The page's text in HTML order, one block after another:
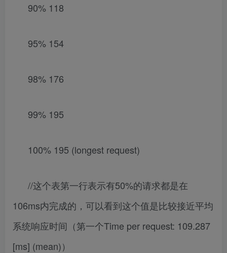
90% 118
95% 154
98% 176
99% 195
100% 195 (longest request)
//这个表第一行表示有50%的请求都是在
106ms内完成的，可以看到这个值是比较接近平均
系统响应时间（第一个Time per request: 109.287
[ms] (mean)）